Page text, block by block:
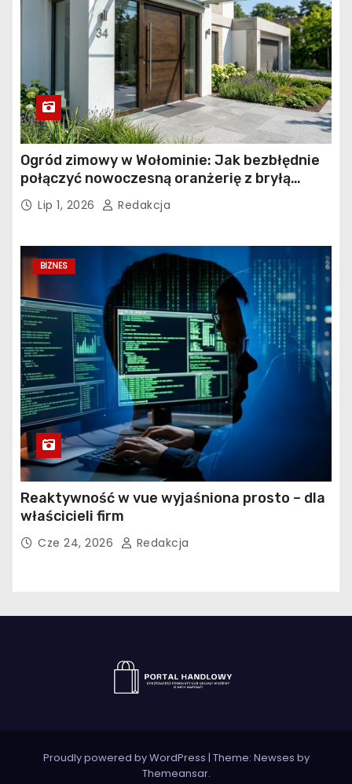
Ogród zimowy w Wołominie: Jak bezbłędnie
połączyć nowoczesną oranżerię z bryłą
istniejącego budynku?
Lip 1, 2026 Redakcja
BIZNES
Reaktywność w vue wyjaśniona prosto – dla
właścicieli firm
Cze 24, 2026 Redakcja
Proudly powered by WordPress | Theme: Newses by
Themeansar.